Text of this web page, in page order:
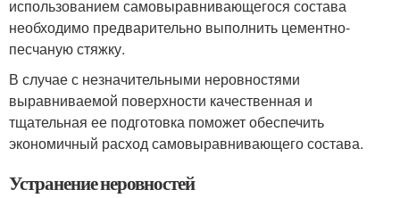
использованием самовыравнивающегося состава
необходимо предварительно выполнить цементно-
песчаную стяжку.
В случае с незначительными неровностями
выравниваемой поверхности качественная и
тщательная ее подготовка поможет обеспечить
экономичный расход самовыравнивающего состава.
Устранение неровностей